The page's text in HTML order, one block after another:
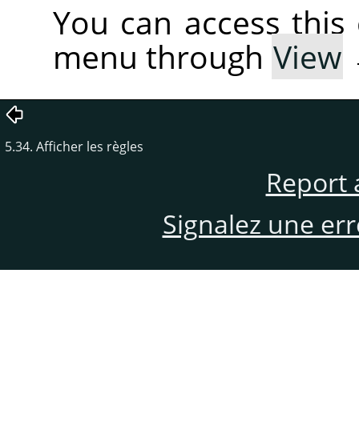
You can access
menu through View
5.34. Afficher les règles
Report
Signalez une